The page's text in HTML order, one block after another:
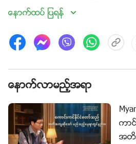
လူတခ်ိဳ႕ကေတာ့၊ ေကာင္းကင္ဘုံက
ခင္းဆိုတာ သခင့္နာမေတာ္ကို သစၥာ
ယ္ေတာ့္အတြက္ ႀကိဳးစားအမႈေတာ္ထ
တိုင္ကိုထမ္းၿပီး ဆင္းရဲဒုကၡခံျခင္
ယ္။ အဲဒီအတိုင္းေနထိုင္တယ္ဆိုရင္
မ္ႂကြလာျခင္းမွာ ေကာင္းကင္ႏိုင္ငံ
တြက္ ေစာင့္ၾကည့္ ေစာင့္ေမွ်ာ္ဖို
ယ္။ ဒီအယူအဆေတြဟာ သခင့္ရဲ႕
ညီရဲ႕လား။ ဒီဗီဒီယိုက သင့္ကို သိေ
ေနာက္ထပ္ ျပရန္
ေနာက္လာမည့္အရာ
ကာ
အတိ